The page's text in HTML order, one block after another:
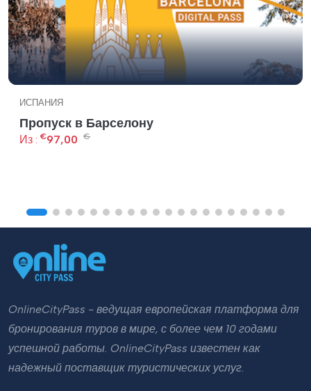
ИСПАНИЯ
Пропуск в Барселону
Из : €97,00 €
OnlineCityPass - ведущая европейская платформа для
бронирования туров в мире, с более чем 10 годами
успешной работы. OnlineCityPass известен как
надежный поставщик туристических услуг.